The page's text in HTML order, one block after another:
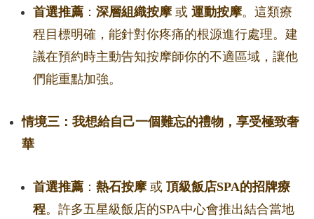
首選推薦 ： 深層組織按摩或 運動按摩。這類療
程目標明確，能針對你疼痛的根源進行處理。建
議在預約時主動告知按摩師你的不適區域，讓他
們能重點加強。
情境三：我想給自己一個難忘的禮物，享受極致奢
華
首選推薦 ： 熱石按摩或 頂級飯店SPA的招牌療
程。許多五星級飯店的SPA中心會推出結合當地